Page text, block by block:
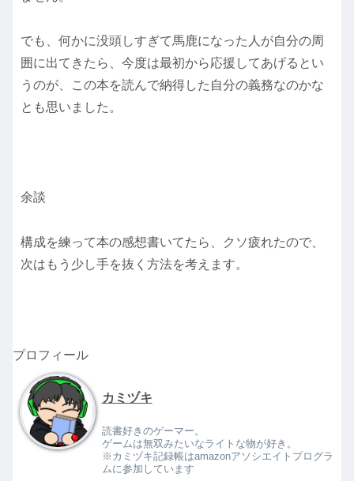
でも、何かに没頭しすぎて馬鹿になった人が自分の周
囲に出てきたら、今度は最初から応援してあげるとい
うのが、この本を読んで納得した自分の義務なのかな
とも思いました。
余談
構成を練って本の感想書いてたら、クソ疲れたので、
次はもう少し手を抜く方法を考えます。
プロフィール
カミヅキ
読書好きのゲーマー。
ゲームは無双みたいなライトな物が好き。
※カミヅキ記録帳はamazonアソシエイトプログラ
ムに参加しています